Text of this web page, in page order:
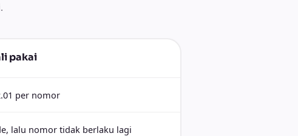
pakai
per nomor
lalu nomor tidak berlaku lagi